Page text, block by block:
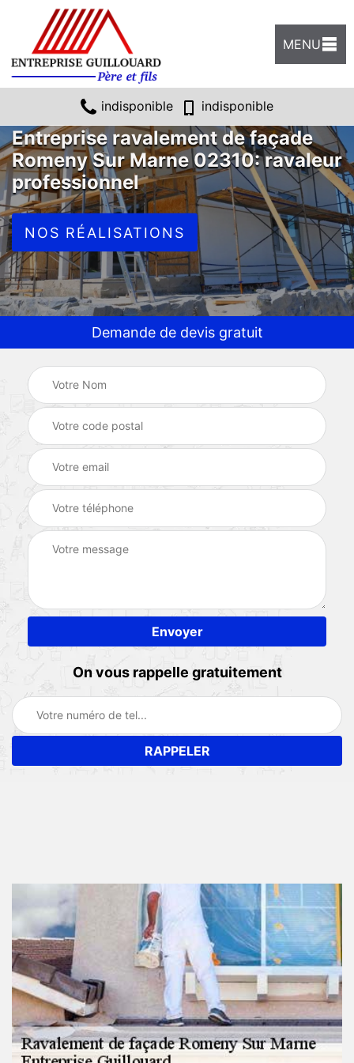
MENU
indisponible indisponible
Entreprise ravalement de façade
Romeny Sur Marne 02310: ravaleur
professionnel
NOS RÉALISATIONS
Demande de devis gratuit
On vous rappelle gratuitement